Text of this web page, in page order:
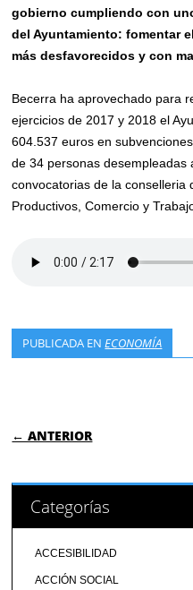
gobierno cumpliendo con
del Ayuntamiento: fomentar
más desfavorecidos y con
Becerra ha aprovechado para
ejercicios de 2017 y 2018 el
604.537 euros en
de 34 personas desempleadas
convocatorias de la conselleria
Productivos, Comercio y
PUBLICADA ENECONOMÍA
← ANTERIOR
Categorías
ACCESIBILIDAD
ACCIÓN SOCIAL